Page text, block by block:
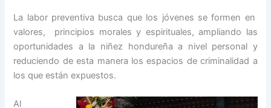
La labor preventiva busca que los jóvenes se formen en
valores, principios morales y espirituales, ampliando las
oportunidades a la niñez hondureña a nivel personal y
reduciendo de esta manera los espacios de criminalidad a
los que están expuestos.
Al